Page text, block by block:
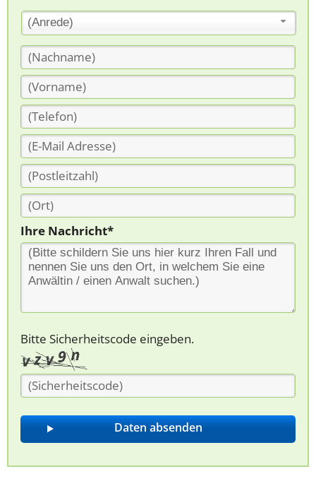
(Anrede)
Ihre Nachricht*
Bitte Sicherheitscode eingeben.